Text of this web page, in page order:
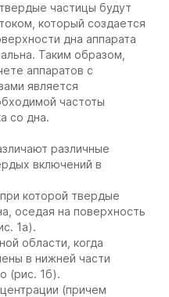
частицы будут
который создается
дна аппарата
Таким образом,
аппаратов с
является
частоты
со дна.
различные
включений в
которой твердые
оседая на поверхность
1а).
области, когда
в нижней части
(рис. 1б).
(причем